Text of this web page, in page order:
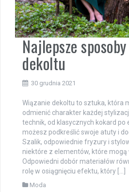
Najlepsze
dekoltu
30 grudnia 2021
Wiązanie dekoltu to sztuka, która
odmienić charakter każdej
technik, od klasycznych kokard po
możesz podkreślić swoje atuty i
Szalik, odpowiednie fryzury i
niektóre z elementów, które mogą
Odpowiedni dobór materiałów
rolę w osiągnięciu efektu, który […]
Moda